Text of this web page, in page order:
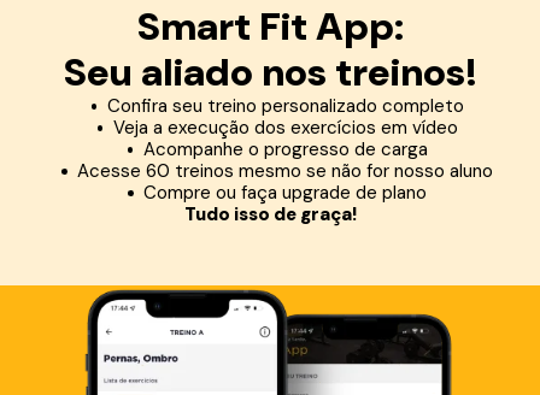
Smart Fit App:
Seu aliado nos treinos!
Confira seu treino personalizado completo
Veja a execução dos exercícios em vídeo
Acompanhe o progresso de carga
Acesse 60 treinos mesmo se não for nosso aluno
Compre ou faça upgrade de plano
Tudo isso de graça!